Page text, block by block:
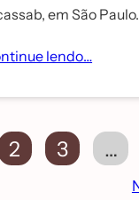
em São Paulo.
lendo…
2 3 …